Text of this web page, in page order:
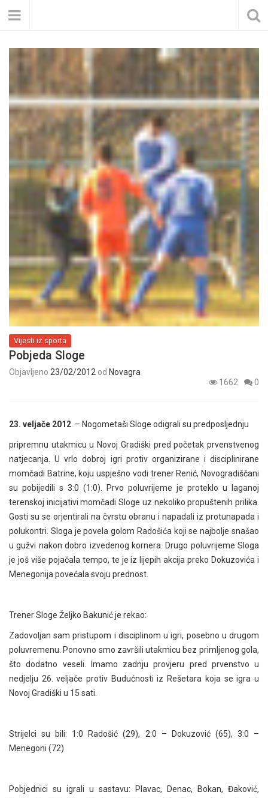
Vijesti iz sporta
Pobjeda Sloge
Objavljeno 23/02/2012 od Novagra
1662
0
23. veljače 2012. – Nogometaši Sloge odigrali su predposljednju
pripremnu utakmicu u Novoj Gradiški pred početak prvenstvenog
natjecanja. U vrlo dobroj igri protiv organizirane i disciplinirane
momčadi Batrine, koju uspješno vodi trener Renić, Novogradiščani
su pobijedili s 3:0 (1:0). Prvo poluvrijeme je proteklo u laganoj
terenskoj inicijativi momčadi Sloge uz nekoliko propuštenih prilika.
Gosti su se orjentirali na čvrstu obranu i napadali iz protunapada i
polukontri. Sloga je povela golom Radošića koji se najbolje snašao
u gužvi nakon dobro izvedenog kornera. Drugo poluvrijeme Sloga
je još više pojačala tempo, te je iz lijepih akcija preko Dokuzovića i
Menegonija povećala svoju prednost.
Trener Sloge Željko Bakunić je rekao:
Zadovoljan sam pristupom i disciplinom u igri, posebno u drugom
poluvremenu. Ponovno smo završili utakmicu bez primljenog gola,
što dodatno veseli. Imamo zadnju provjeru pred prvenstvo u
nedjelju 26. veljače protiv Budućnosti iz Rešetara koja se igra u
Novoj Gradiški u 15 sati.
Strijelci su bili: 1:0 Radošić (29), 2:0 – Dokuzović (65), 3:0 –
Menegoni (72)
Pobjednici su igrali u sastavu: Plavac, Denac, Bokan, Đaković,